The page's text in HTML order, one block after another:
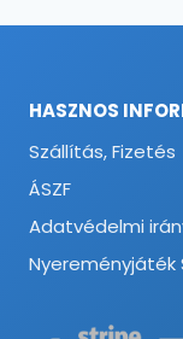
HASZNOS
Szállítás, Fizetés
ÁSZF
Adatvédelmi
Nyereményjáték